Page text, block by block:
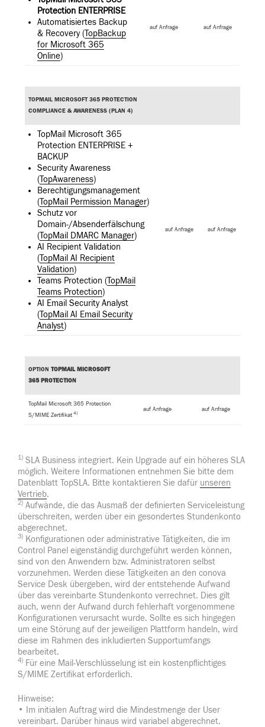
Protection ENTERPRISE
Automatisiertes Backup
& Recovery (TopBackup
for Microsoft 365
Online)
auf Anfrage auf Anfrage
TOPMAIL MICROSOFT 365 PROTECTION
COMPLIANCE & AWARENESS (PLAN 4)
TopMail Microsoft 365
Protection ENTERPRISE +
BACKUP
Security Awareness
(TopAwareness)
Berechtigungsmanagement
(TopMail Permission Manager)
Schutz vor
Domain-/Absenderfälschung
(TopMail DMARC Manager)
AI Recipient Validation
(TopMail AI Recipient
Validation)
Teams Protection (TopMail
Teams Protection)
AI Email Security Analyst
(TopMail AI Email Security
Analyst)
auf Anfrage auf Anfrage
OPTION TOPMAIL MICROSOFT
365 PROTECTION
TopMail Microsoft 365 Protection
S/MIME Zertifikat 4)
auf Anfrage auf Anfrage
1) SLA Business integriert. Kein Upgrade auf ein höheres SLA
möglich. Weitere Informationen entnehmen Sie bitte dem
Datenblatt TopSLA. Bitte kontaktieren Sie dafür unseren
Vertrieb.
2) Aufwände, die das Ausmaß der definierten Serviceleistung
überschreiten, werden über ein gesondertes Stundenkonto
abgerechnet.
3) Konfigurationen oder administrative Tätigkeiten, die im
Control Panel eigenständig durchgeführt werden können,
sind von den Anwendern bzw. Administratoren selbst
vorzunehmen. Werden diese Tätigkeiten an den conova
Service Desk übergeben, wird der entstehende Aufwand
über das vereinbarte Stundenkonto verrechnet. Dies gilt
auch, wenn der Aufwand durch fehlerhaft vorgenommene
Konfigurationen verursacht wurde. Sollte es sich hingegen
um eine Störung auf der jeweiligen Plattform handeln, wird
diese im Rahmen des inkludierten Supportumfangs
bearbeitet.
4) Für eine Mail-Verschlüsselung ist ein kostenpflichtiges
S/MIME Zertifikat erforderlich.
Hinweise:
• Im initialen Auftrag wird die Mindestmenge der User
vereinbart. Darüber hinaus wird variabel abgerechnet.